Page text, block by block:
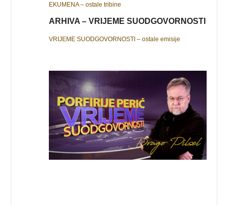
EKUMENA – ostale tribine
ARHIVA – VRIJEME SUODGOVORNOSTI
VRIJEME SUODGOVORNOSTI – ostale emisije